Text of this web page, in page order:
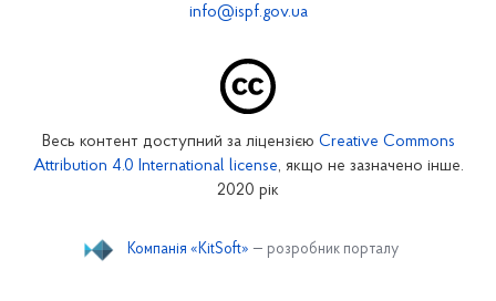
Запорізьке відділення
Кіровоградське відділення
Миколаївське відділення
info@ispf.gov.ua
Весь контент доступний за ліцензією Creative Commons
Attribution 4.0 International license, якщо не зазначено інше.
2020 рік
Компанія «KitSoft» — розробник порталу